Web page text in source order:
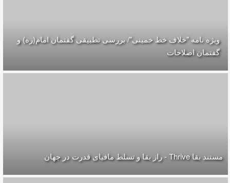
ویژه نامه "خلاف خط خمینی"/ بررسی تطبیقی گفتمان امام(ره) و
گفتمان اصلاحات
مستند بقا Thrive - راز بقا و تسلط مافیای قدرت در جهان